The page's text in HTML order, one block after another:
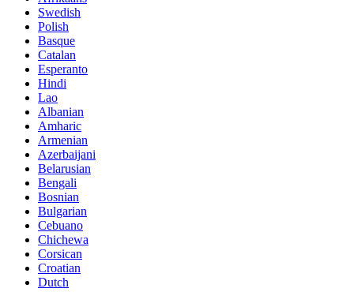
Swedish
Polish
Basque
Catalan
Esperanto
Hindi
Lao
Albanian
Amharic
Armenian
Azerbaijani
Belarusian
Bengali
Bosnian
Bulgarian
Cebuano
Chichewa
Corsican
Croatian
Dutch